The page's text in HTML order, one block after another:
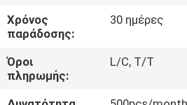
ΕΠΙΚΟΙΝΩΝΉΣΤΕ
ΜΑΖΊ
ΜΑΣ
Χρόνος
παράδοσης:
30 ημέρες
Όροι
πληρωμής:
L/C, T/T